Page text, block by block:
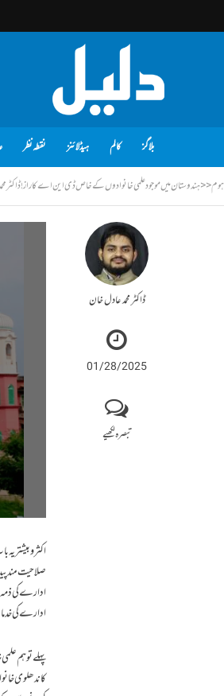
بلاگز کالم ہیڈلائنز نقطہ نظر
ہوم<<ہندوستان میں موجود علمی خانوادوں کے خاص ڈی این اے کا راز!ڈاکٹر
ڈاکٹر محمد عادل خان
01/28/2025
تبصرہ لکھیے
اکثر و بیشتر
صلاحیت مند
ادارے کی
ادارے کی
پہلے تو ہم
کاندھلوی